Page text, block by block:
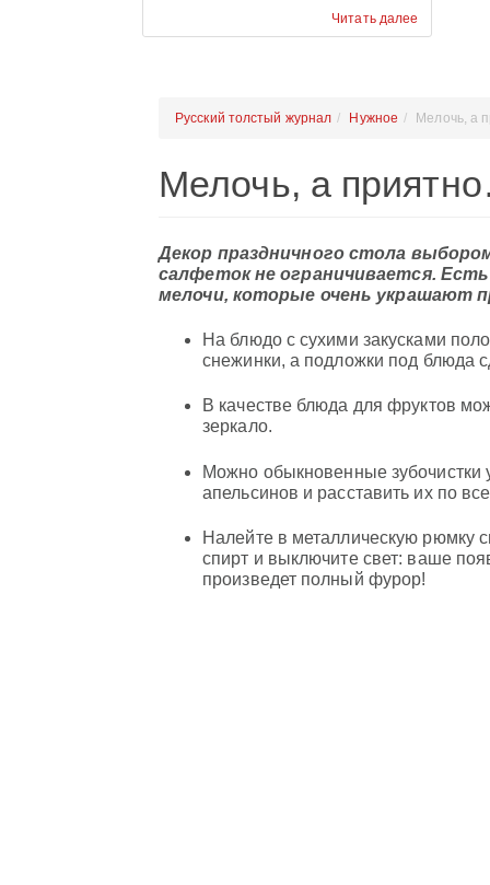
Читать далее
Русский толстый журнал Нужное Мелочь, а
Мелочь, а
Декор праздничного стола
салфеток не ограничивается.
мелочи, которые очень украшают
На блюдо с сухими закусками
снежинки, а подложки под блюда
В качестве блюда для фруктов
зеркало.
Можно обыкновенные зубочистки
апельсинов и расставить их по
Налейте в металлическую рюмку
спирт и выключите свет: ваше
произведет полный фурор!